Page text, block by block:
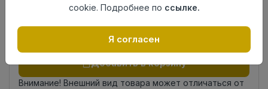
Неколлекционные полы
Добавить в корзину
Внимание! Внешний вид товара может отличаться от
cookie. Подробнее по ссылке.
Я согласен